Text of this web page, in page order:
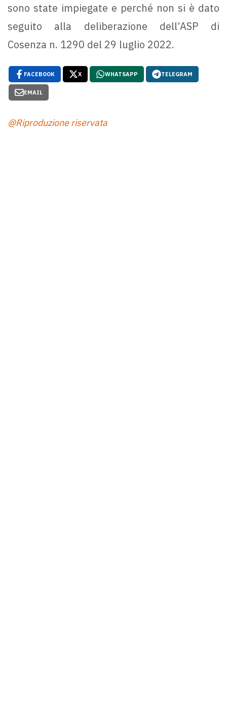
sono state impiegate e perché non si è dato
seguito alla deliberazione dell’ASP di
Cosenza n. 1290 del 29 luglio 2022.
FACEBOOK X WHATSAPP TELEGRAM
EMAIL
@Riproduzione riservata